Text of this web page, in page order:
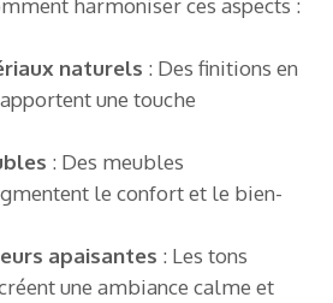
harmoniser ces aspects :
naturels : Des finitions en
une touche
: Des meubles
le confort et le bien-
apaisantes : Les tons
une ambiance calme et